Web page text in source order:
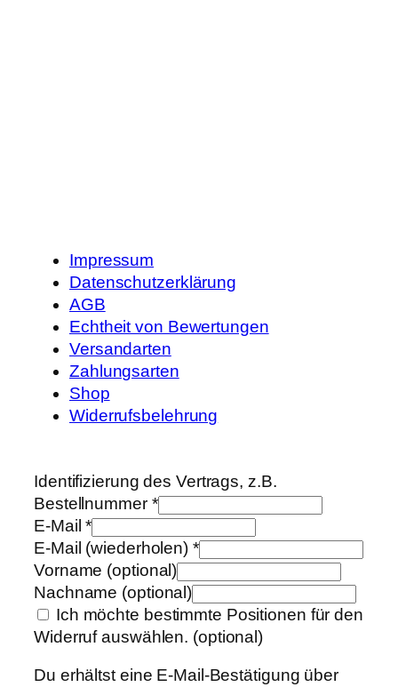
Impressum
Datenschutzerklärung
AGB
Echtheit von Bewertungen
Versandarten
Zahlungsarten
Shop
Widerrufsbelehrung
Identifizierung des Vertrags, z.B.
Bestellnummer *
E-Mail*
E-Mail (wiederholen) *
Vorname (optional)
Nachname (optional)
Ich möchte bestimmte Positionen für den
Widerruf auswählen. (optional)
Du erhältst eine E-Mail-Bestätigung über